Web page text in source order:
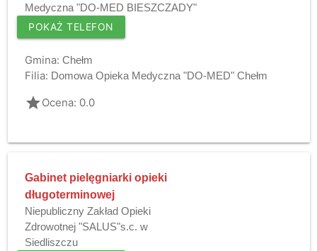
Medyczna "DO-MED BIESZCZADY"
POKAŻ TELEFON
Gmina: Chełm
Filia: Domowa Opieka Medyczna "DO-MED" Chełm
gradeOcena: 0.0
Gabinet pielęgniarki opieki
długoterminowej
Niepubliczny Zakład Opieki
Zdrowotnej "SALUS"s.c. w
Siedliszczu